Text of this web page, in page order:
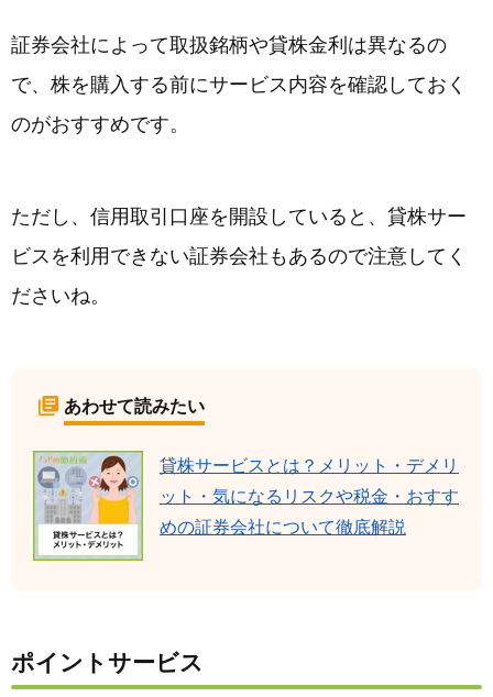
証券会社によって取扱銘柄や貸株金利は異なるの
で、株を購入する前にサービス内容を確認しておく
のがおすすめです。
ただし、信用取引口座を開設していると、貸株サー
ビスを利用できない証券会社もあるので注意してく
ださいね。
あわせて読みたい
貸株サービスとは？メリット・デメリ
ット・気になるリスクや税金・おすす
めの証券会社について徹底解説
ポイントサービス